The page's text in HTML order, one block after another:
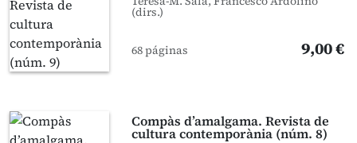
(dirs.)
68 páginas 9,00 €
Compàs d’amalgama. Revista de
cultura contemporània (núm. 8)